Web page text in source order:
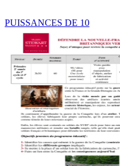
PUISSANCES DE 10